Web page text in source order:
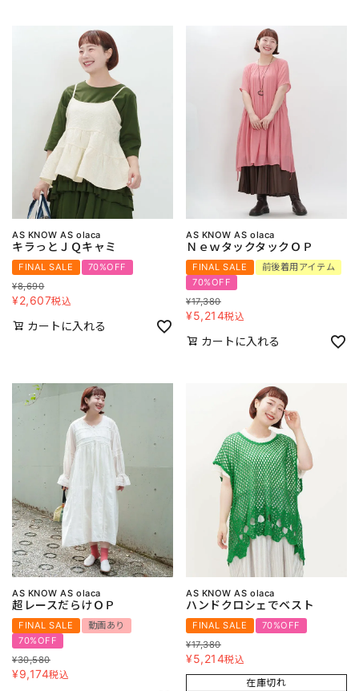
AS KNOW AS olaca
キラっとＪＱキャミ
FINAL SALE
70%OFF
¥8,690
¥2,607税込
カートに入れる
AS KNOW AS olaca
ＮｅｗタックタックＯＰ
FINAL SALE
前後着用アイテム
70%OFF
¥17,380
¥5,214税込
カートに入れる
AS KNOW AS olaca
超レースだらけＯＰ
FINAL SALE
動画あり
70%OFF
¥30,580
¥9,174税込
AS KNOW AS olaca
ハンドクロシェでベスト
FINAL SALE
70%OFF
¥17,380
¥5,214税込
在庫切れ